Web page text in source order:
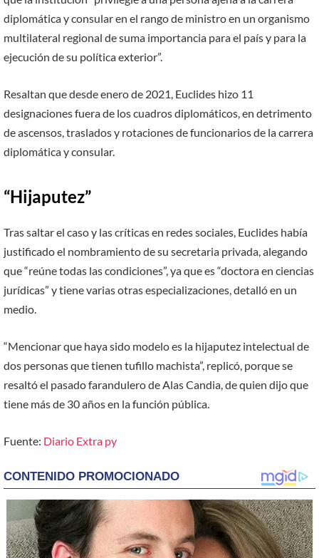
diplomática y consular en el rango de ministro en un organismo
multilateral regional de suma importancia para el país y para la
ejecución de su política exterior”.
Resaltan que desde enero de 2021, Euclides hizo 11
designaciones fuera de los cuadros diplomáticos, en detrimento
de ascensos, traslados y rotaciones de funcionarios de la carrera
diplomática y consular.
“Hijaputez”
Tras saltar el caso y las críticas en redes sociales, Euclides había
justificado el nombramiento de su secretaria privada, alegando
que “reúne todas las condiciones”, ya que es “doctora en ciencias
jurídicas” y tiene varias otras especializaciones, detalló en un
medio.
“Mencionar que haya sido modelo es la hijaputez intelectual de
dos personas que tienen tufillo machista”, replicó, porque se
resaltó el pasado farandulero de Alas Candia, de quien dijo que
tiene más de 30 años en la función pública.
Fuente: Diario Extra py